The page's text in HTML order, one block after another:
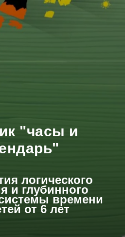
"часы и
логического
и глубинного
времени
от 6 лет